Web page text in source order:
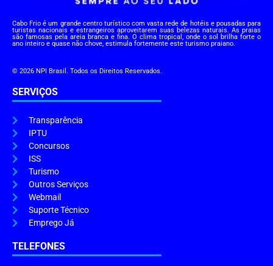
Cabo Frio é um grande centro turístico com vasta rede de hotéis e pousadas para
turistas nacionais e estrangeiros aproveitarem suas belezas naturais. As praias
são famosas pela areia branca e fina. O clima tropical, onde o sol brilha forte o
ano inteiro e quase não chove, estimula fortemente este turismo praiano.
© 2026 NPI Brasil. Todos os Direitos Reservados.
SERVIÇOS
Transparência
IPTU
Concursos
ISS
Turismo
Outros Serviços
Webmail
Suporte Técnico
Emprego Já
TELEFONES